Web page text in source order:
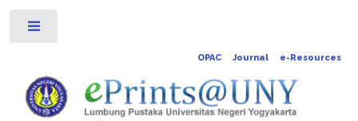
OPAC Journal e-Resources